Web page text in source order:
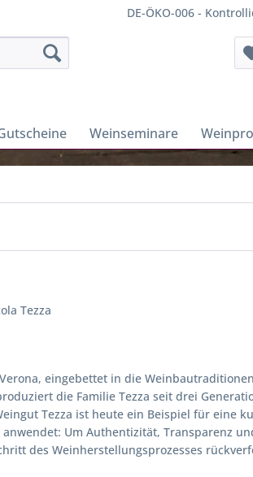
DE-ÖKO-006 -
Weinseminare
Tezza
eingebettet in die
die Familie Tezza seit drei
Tezza ist heute ein Beispiel für eine
Um Authentizität, Transparenz
des Weinherstellungsprozesses